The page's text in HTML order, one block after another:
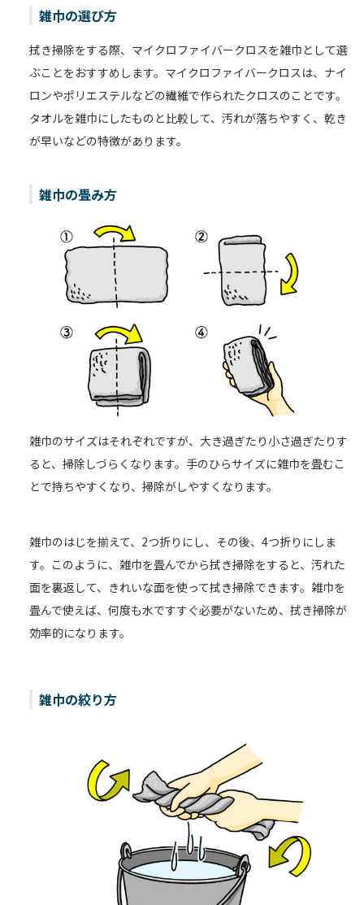
雑巾の選び方
拭き掃除をする際、マイクロファイバークロスを雑巾として選
ぶことをおすすめします。マイクロファイバークロスは、ナイ
ロンやポリエステルなどの繊維で作られたクロスのことです。
タオルを雑巾にしたものと比較して、汚れが落ちやすく、乾き
が早いなどの特徴があります。
雑巾の畳み方
雑巾のサイズはそれぞれですが、大き過ぎたり小さ過ぎたりす
ると、掃除しづらくなります。手のひらサイズに雑巾を畳むこ
とで持ちやすくなり、掃除がしやすくなります。
雑巾のはじを揃えて、2つ折りにし、その後、4つ折りにしま
す。このように、雑巾を畳んでから拭き掃除をすると、汚れた
面を裏返して、きれいな面を使って拭き掃除できます。雑巾を
畳んで使えば、何度も水ですすぐ必要がないため、拭き掃除が
効率的になります。
雑巾の絞り方